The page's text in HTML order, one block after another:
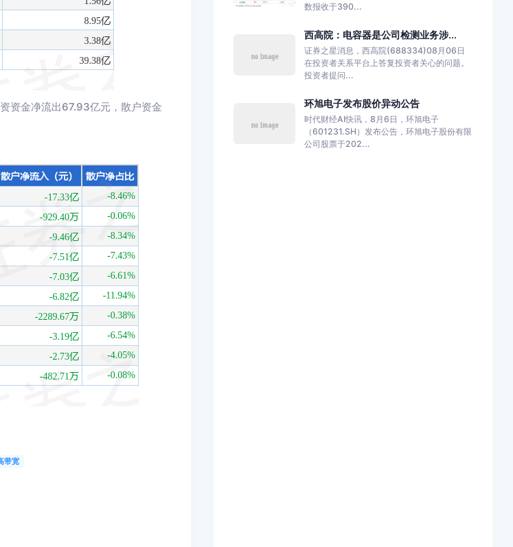
资金净流出67.93亿元，散户资金
带宽
数报收于390...
西高院：电容器是公司检测业务涉...
证券之星消息，西高院(688334)08月06日
在投资者关系平台上答复投资者关心的问题。
投资者提问...
环旭电子发布股价异动公告
时代财经AI快讯，8月6日，环旭电子
（601231.SH）发布公告，环旭电子股份有限
公司股票于202...